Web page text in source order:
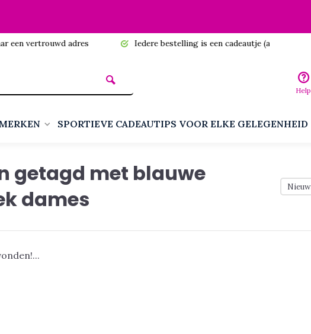
vertrouwd adres Iedere bestelling is een cadeautje (aan jezelf)!
Help
SPORTIEVE CADEAUTIPS VOOR ELKE GELEGENHEID
getagd met blauwe
dames